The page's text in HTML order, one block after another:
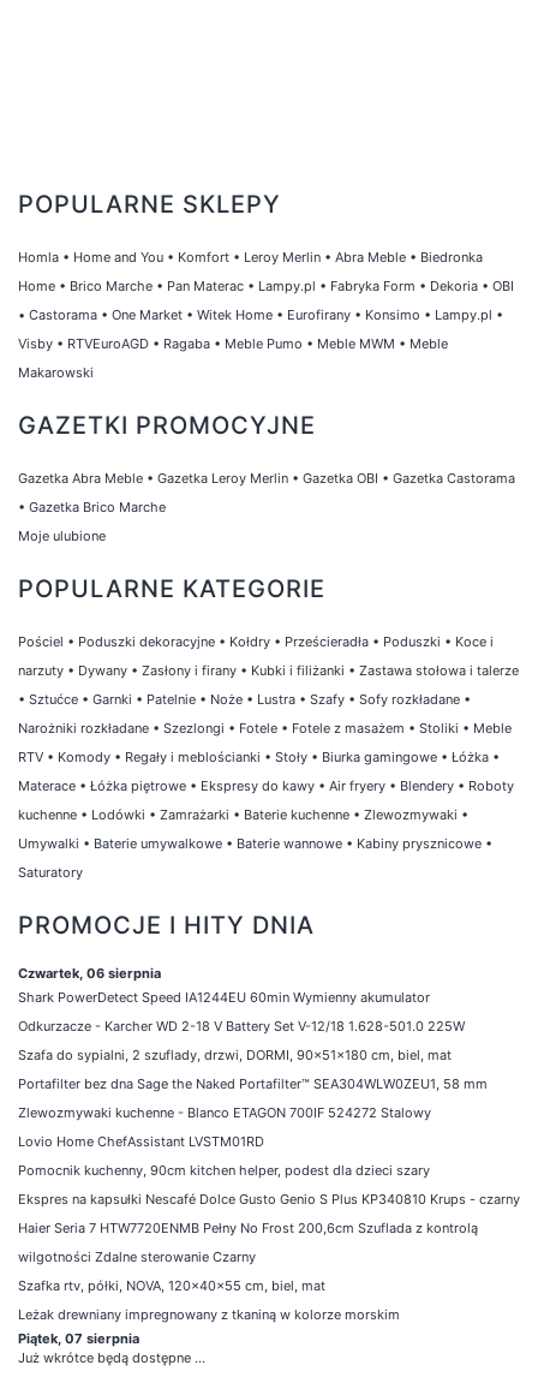
POPULARNE SKLEPY
Homla • Home and You • Komfort • Leroy Merlin • Abra Meble • Biedronka
Home • Brico Marche • Pan Materac • Lampy.pl • Fabryka Form • Dekoria • OBI
• Castorama • One Market • Witek Home • Eurofirany • Konsimo • Lampy.pl •
Visby • RTVEuroAGD • Ragaba • Meble Pumo • Meble MWM • Meble
Makarowski
GAZETKI PROMOCYJNE
Gazetka Abra Meble • Gazetka Leroy Merlin • Gazetka OBI • Gazetka Castorama
• Gazetka Brico Marche
Moje ulubione
POPULARNE KATEGORIE
Pościel • Poduszki dekoracyjne • Kołdry • Prześcieradła • Poduszki • Koce i
narzuty • Dywany • Zasłony i firany • Kubki i filiżanki • Zastawa stołowa i talerze
• Sztućce • Garnki • Patelnie • Noże • Lustra • Szafy • Sofy rozkładane •
Narożniki rozkładane • Szezlongi • Fotele • Fotele z masażem • Stoliki • Meble
RTV • Komody • Regały i meblościanki • Stoły • Biurka gamingowe • Łóżka •
Materace • Łóżka piętrowe • Ekspresy do kawy • Air fryery • Blendery • Roboty
kuchenne • Lodówki • Zamrażarki • Baterie kuchenne • Zlewozmywaki •
Umywalki • Baterie umywalkowe • Baterie wannowe • Kabiny prysznicowe •
Saturatory
PROMOCJE I HITY DNIA
Czwartek, 06 sierpnia
Shark PowerDetect Speed IA1244EU 60min Wymienny akumulator
Odkurzacze - Karcher WD 2-18 V Battery Set V-12/18 1.628-501.0 225W
Szafa do sypialni, 2 szuflady, drzwi, DORMI, 90x51x180 cm, biel, mat
Portafilter bez dna Sage the Naked Portafilter™ SEA304WLW0ZEU1, 58 mm
Zlewozmywaki kuchenne - Blanco ETAGON 700IF 524272 Stalowy
Lovio Home ChefAssistant LVSTM01RD
Pomocnik kuchenny, 90cm kitchen helper, podest dla dzieci szary
Ekspres na kapsułki Nescafé Dolce Gusto Genio S Plus KP340810 Krups - czarny
Haier Seria 7 HTW7720ENMB Pełny No Frost 200,6cm Szuflada z kontrolą
wilgotności Zdalne sterowanie Czarny
Szafka rtv, półki, NOVA, 120x40x55 cm, biel, mat
Leżak drewniany impregnowany z tkaniną w kolorze morskim
Piątek, 07 sierpnia
Już wkrótce będą dostępne ...